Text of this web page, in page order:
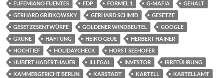
EUFEMIANO FUENTES
FDP FORMEL 1 G-MAFIA
GEHALT
GERHARD GRIBKOWSKY
GERHARD SCHMID
GESETZE
GESETZESENTWÜRFE
GOLDENER WINDBEUTEL
GOOGLE
GRÜNE
HAFTUNG HEIKO GEUE
HERBERT HAINER
HOCHTIEF
HOLIDAYCHECK
HORST SEEHOFER
HUBERT HADERTHAUER
ILLEGAL INVESTOR
IRREFÜHRUNG
KAMMERGERICHT BERLIN
KARSTADT KARTELL
KARTELLAMT